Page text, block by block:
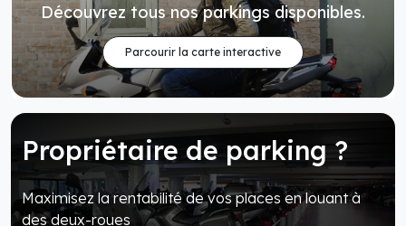
Découvrez tous nos parkings disponibles.
Parcourir la carte interactive
Propriétaire de parking ?
Maximisez la rentabilité de vos places en louant à
des deux-roues